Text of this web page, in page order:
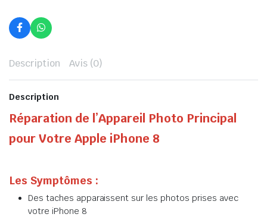
Description Avis (0)
Description
Réparation de l’Appareil Photo Principal
pour Votre Apple iPhone 8
Les Symptômes :
Des taches apparaissent sur les photos prises avec
votre iPhone 8